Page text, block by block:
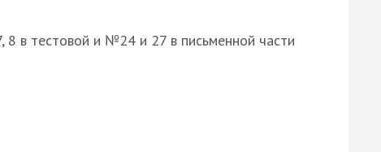
в тестовой и №24 и 27 в письменной части